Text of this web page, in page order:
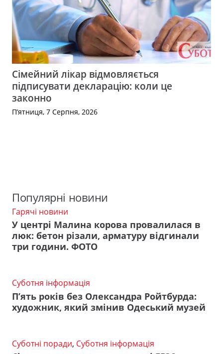
Сімейний лікар відмовляється
підписувати декларацію: коли це
законно
П’ятниця, 7 Серпня, 2026
Популярні новини
Гарячі новини
У центрі Малина корова провалилася в
люк: бетон різали, арматуру відгинали
три години. ФОТО
Суботня інформація
П’ять років без Олександра Ройтбурда:
художник, який змінив Одеський музей
Суботні поради, Суботня інформація